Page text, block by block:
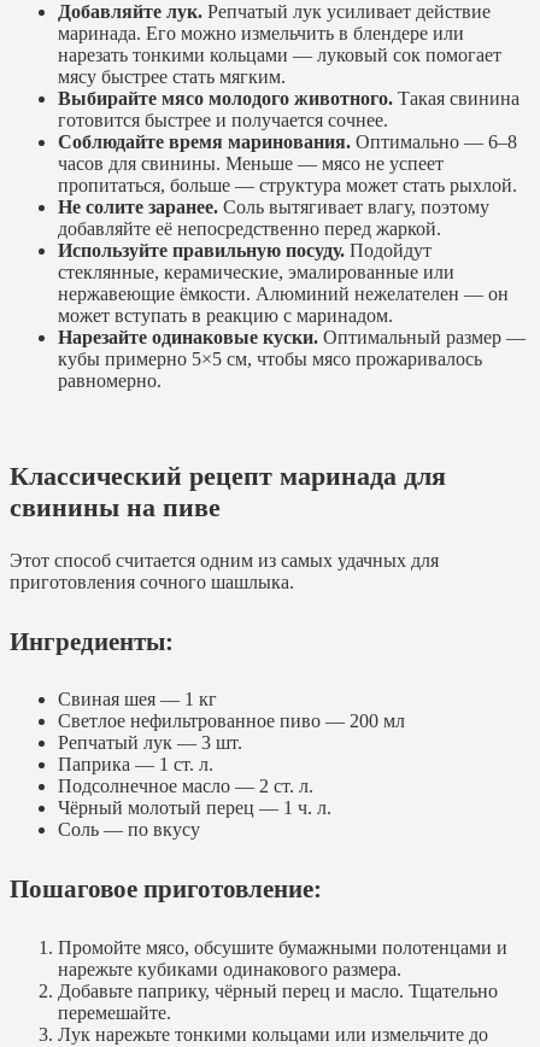
Добавляйте лук. Репчатый лук усиливает действие
маринада. Его можно измельчить в блендере или
нарезать тонкими кольцами — луковый сок помогает
мясу быстрее стать мягким.
Выбирайте мясо молодого животного. Такая свинина
готовится быстрее и получается сочнее.
Соблюдайте время маринования. Оптимально — 6–8
часов для свинины. Меньше — мясо не успеет
пропитаться, больше — структура может стать рыхлой.
Не солите заранее. Соль вытягивает влагу, поэтому
добавляйте её непосредственно перед жаркой.
Используйте правильную посуду. Подойдут
стеклянные, керамические, эмалированные или
нержавеющие ёмкости. Алюминий нежелателен — он
может вступать в реакцию с маринадом.
Нарезайте одинаковые куски. Оптимальный размер —
кубы примерно 5×5 см, чтобы мясо прожаривалось
равномерно.
Классический рецепт маринада для
свинины на пиве
Этот способ считается одним из самых удачных для
приготовления сочного шашлыка.
Ингредиенты:
Свиная шея — 1 кг
Светлое нефильтрованное пиво — 200 мл
Репчатый лук — 3 шт.
Паприка — 1 ст. л.
Подсолнечное масло — 2 ст. л.
Чёрный молотый перец — 1 ч. л.
Соль — по вкусу
Пошаговое приготовление:
Промойте мясо, обсушите бумажными полотенцами и
нарежьте кубиками одинакового размера.
Добавьте паприку, чёрный перец и масло. Тщательно
перемешайте.
Лук нарежьте тонкими кольцами или измельчите до